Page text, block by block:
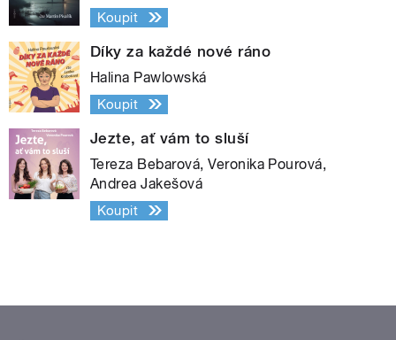
Koupit
Díky za každé nové ráno
Halina Pawlowská
Koupit
Jezte, ať vám to sluší
Tereza Bebarová, Veronika Pourová,
Andrea Jakešová
Koupit